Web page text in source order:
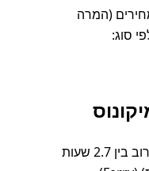
מחירים (המרה
סוג:
משך ההפלגה במעבורת נמשך לרוב בין 2.7 שעות